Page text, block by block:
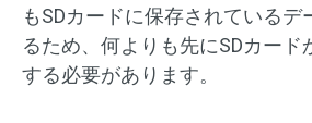
もSDカードに保存されているデ
るため、何よりも先にSDカード
する必要があります。